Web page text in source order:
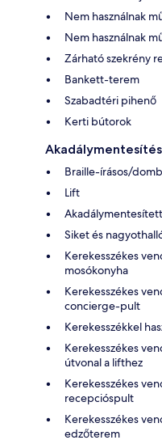
Nem használnak
Nem használnak
Zárható szekrény
Bankett-terem
Szabadtéri pihenő
Kerti bútorok
Akadálymentesítés
Braille-írásos/
Lift
Siket és
Kerekesszékes
mosókonyha
Kerekesszékes
concierge-pult
Kerekesszékkel
Kerekesszékes
útvonal a lifthez
Kerekesszékes
recepcióspult
Kerekesszékes
edzőterem